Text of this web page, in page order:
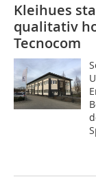
Kleihues
qualitativ
Tecnocom